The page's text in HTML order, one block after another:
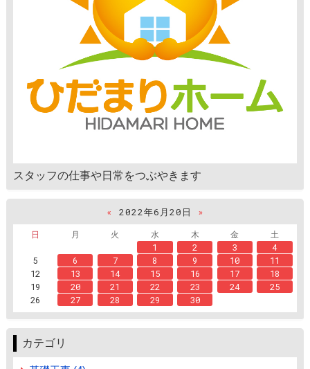
スタッフの仕事や日常をつぶやきます
« 2022年6月20日
»
日
月 火 水 木 金
土
1
2 3
4
5
6 7 8 9 10
11
12
13 14 15 16 17
18
19
20 21 22 23 24
25
26
27 28 29 30
カテゴリ